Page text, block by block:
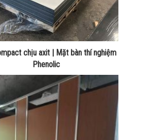
chịu axit | Mặt bàn thí nghiệm
Phenolic